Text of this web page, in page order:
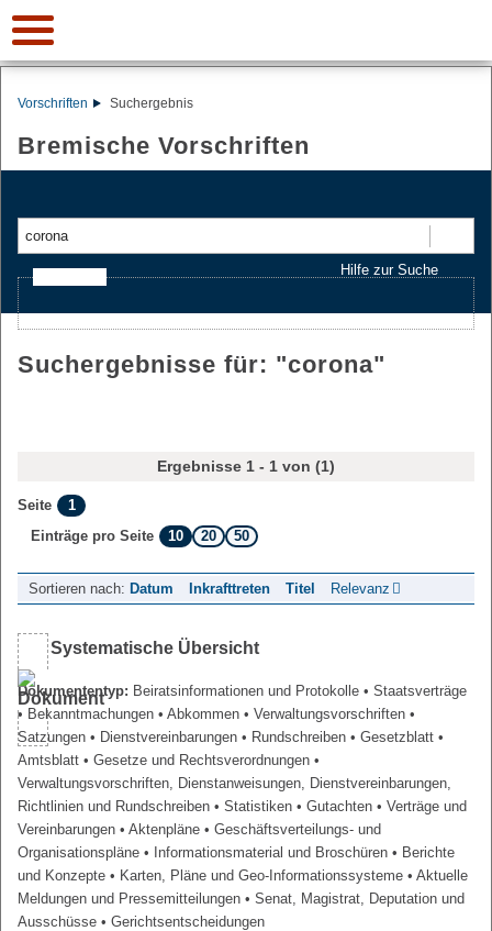
Vorschriften Suchergebnis
Bremische Vorschriften
Hilfe zur Suche
Suchergebnisse für: "corona"
Ergebnisse 1 - 1 von (1)
Seite
1
Einträge pro Seite
10 20 50
Sortieren nach: Datum Inkrafttreten Titel Relevanz
Systematische Übersicht
Dokumententyp: Beiratsinformationen und Protokolle • Staatsverträge
• Bekanntmachungen • Abkommen • Verwaltungsvorschriften •
Satzungen • Dienstvereinbarungen • Rundschreiben • Gesetzblatt •
Amtsblatt • Gesetze und Rechtsverordnungen •
Verwaltungsvorschriften, Dienstanweisungen, Dienstvereinbarungen,
Richtlinien und Rundschreiben • Statistiken • Gutachten • Verträge und
Vereinbarungen • Aktenpläne • Geschäftsverteilungs- und
Organisationspläne • Informationsmaterial und Broschüren • Berichte
und Konzepte • Karten, Pläne und Geo-Informationssysteme • Aktuelle
Meldungen und Pressemitteilungen • Senat, Magistrat, Deputation und
Ausschüsse • Gerichtsentscheidungen